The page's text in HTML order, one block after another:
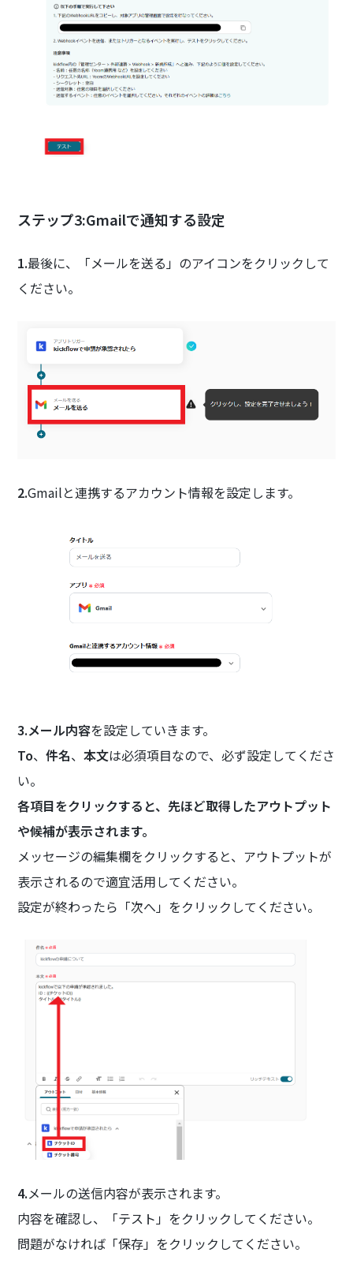
ステップ3:Gmailで通知する設定
1.最後に、「メールを送る」のアイコンをクリックして
ください。
2.Gmailと連携するアカウント情報を設定します。
3.メール内容を設定していきます。
To、件名、本文は必須項目なので、必ず設定してくださ
い。
各項目をクリックすると、先ほど取得したアウトプット
や候補が表示されます。
メッセージの編集欄をクリックすると、アウトプットが
表示されるので適宜活用してください。
設定が終わったら「次へ」をクリックしてください。
4.メールの送信内容が表示されます。
内容を確認し、「テスト」をクリックしてください。
問題がなければ「保存」をクリックしてください。